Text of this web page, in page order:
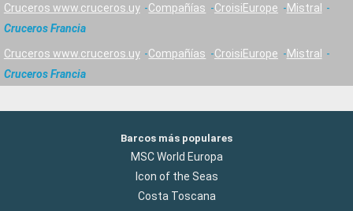
Cruceros www.cruceros.uy Compañías CroisiEurope
Mistral
Cruceros Francia
Cruceros www.cruceros.uy Compañías CroisiEurope
Mistral
Cruceros Francia
Barcos más populares
MSC World Europa
Icon of the Seas
Costa Toscana